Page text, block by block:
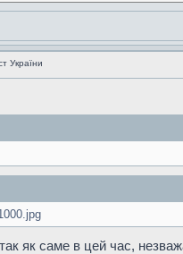
України
так як саме в цей час,